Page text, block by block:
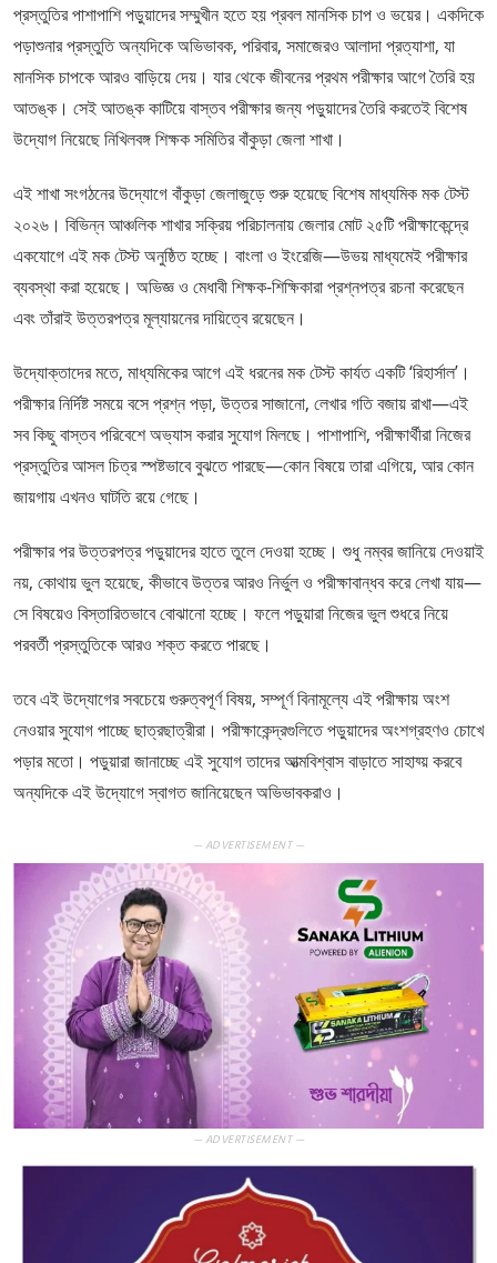
প্রস্তুতির পাশাপাশি পড়ুয়াদের সম্মুখীন হতে হয় প্রবল মানসিক চাপ ও ভয়ের। একদিকে
পড়াশুনার প্রস্তুতি অন্যদিকে অভিভাবক, পরিবার, সমাজেরও আলাদা প্রত্যাশা, যা
মানসিক চাপকে আরও বাড়িয়ে দেয়। যার থেকে জীবনের প্রথম পরীক্ষার আগে তৈরি হয়
আতঙ্ক। সেই আতঙ্ক কাটিয়ে বাস্তব পরীক্ষার জন্য পড়ুয়াদের তৈরি করতেই বিশেষ
উদ্যোগ নিয়েছে নিখিলবঙ্গ শিক্ষক সমিতির বাঁকুড়া জেলা শাখা।
এই শাখা সংগঠনের উদ্যোগে বাঁকুড়া জেলাজুড়ে শুরু হয়েছে বিশেষ মাধ্যমিক মক টেস্ট
২০২৬। বিভিন্ন আঞ্চলিক শাখার সক্রিয় পরিচালনায় জেলার মোট ২৫টি পরীক্ষাকেন্দ্রে
একযোগে এই মক টেস্ট অনুষ্ঠিত হচ্ছে। বাংলা ও ইংরেজি—উভয় মাধ্যমেই পরীক্ষার
ব্যবস্থা করা হয়েছে। অভিজ্ঞ ও মেধাবী শিক্ষক-শিক্ষিকারা প্রশ্নপত্র রচনা করেছেন
এবং তাঁরাই উত্তরপত্র মূল্যায়নের দায়িত্বে রয়েছেন।
উদ্যোক্তাদের মতে, মাধ্যমিকের আগে এই ধরনের মক টেস্ট কার্যত একটি ‘রিহার্সাল’।
পরীক্ষার নির্দিষ্ট সময়ে বসে প্রশ্ন পড়া, উত্তর সাজানো, লেখার গতি বজায় রাখা—এই
সব কিছু বাস্তব পরিবেশে অভ্যাস করার সুযোগ মিলছে। পাশাপাশি, পরীক্ষার্থীরা নিজের
প্রস্তুতির আসল চিত্র স্পষ্টভাবে বুঝতে পারছে—কোন বিষয়ে তারা এগিয়ে, আর কোন
জায়গায় এখনও ঘাটতি রয়ে গেছে।
পরীক্ষার পর উত্তরপত্র পড়ুয়াদের হাতে তুলে দেওয়া হচ্ছে। শুধু নম্বর জানিয়ে দেওয়াই
নয়, কোথায় ভুল হয়েছে, কীভাবে উত্তর আরও নির্ভুল ও পরীক্ষাবান্ধব করে লেখা যায়—
সে বিষয়েও বিস্তারিতভাবে বোঝানো হচ্ছে। ফলে পড়ুয়ারা নিজের ভুল শুধরে নিয়ে
পরবর্তী প্রস্তুতিকে আরও শক্ত করতে পারছে।
তবে এই উদ্যোগের সবচেয়ে গুরুত্বপূর্ণ বিষয়, সম্পূর্ণ বিনামূল্যে এই পরীক্ষায় অংশ
নেওয়ার সুযোগ পাচ্ছে ছাত্রছাত্রীরা। পরীক্ষাকেন্দ্রগুলিতে পড়ুয়াদের অংশগ্রহণও চোখে
পড়ার মতো। পড়ুয়ারা জানাচ্ছে এই সুযোগ তাদের আত্মবিশ্বাস বাড়াতে সাহায্য় করবে
অন্যদিকে এই উদ্যোগে স্বাগত জানিয়েছেন অভিভাবকরাও।
— ADVERTISEMENT —
— ADVERTISEMENT —